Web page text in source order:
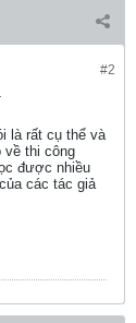
#2
là rất cụ thể và
về thi công
được nhiều
các tác giả